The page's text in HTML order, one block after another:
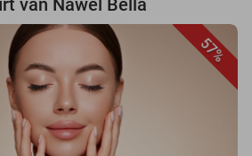
van Nawel Bella
57%